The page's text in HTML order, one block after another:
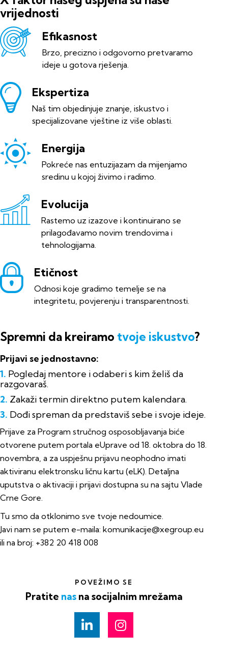
vrijednosti
Efikasnost
Brzo, precizno i odgovorno pretvaramo
ideje u gotova rješenja.
Ekspertiza
Naš tim objedinjuje znanje, iskustvo i
specijalizovane vještine iz više oblasti.
Energija
Pokreće nas entuzijazam da mijenjamo
sredinu u kojoj živimo i radimo.
Evolucija
Rastemo uz izazove i kontinuirano se
prilagođavamo novim trendovima i
tehnologijama.
Etičnost
Odnosi koje gradimo temelje se na
integritetu, povjerenju i transparentnosti.
Spremni da kreiramo tvoje iskustvo?
Prijavi se jednostavno:
1. Pogledaj mentore i odaberi s kim želiš da
razgovaraš.
2. Zakaži termin direktno putem kalendara.
3. Dođi spreman da predstaviš sebe i svoje ideje.
Prijave za Program stručnog osposobljavanja biće
otvorene putem portala eUprave od 18. oktobra do 18.
novembra, a za uspješnu prijavu neophodno imati
aktiviranu elektronsku ličnu kartu (eLK). Detaljna
uputstva o aktivaciji i prijavi dostupna su na sajtu Vlade
Crne Gore.
Tu smo da otklonimo sve tvoje nedoumice.
Javi nam se putem e-maila: komunikacije@xegroup.eu
ili na broj: +382 20 418 008
POVEŽIMO SE
Pratite nasna socijalnim mrežama